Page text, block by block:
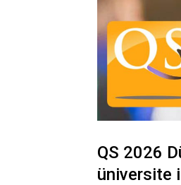
QS 2026
üniversite